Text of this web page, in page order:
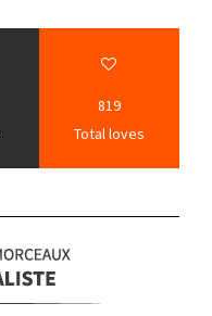
819
Total loves